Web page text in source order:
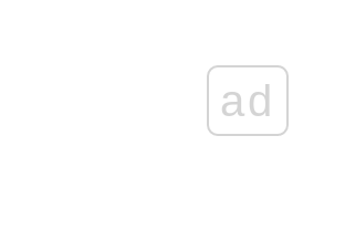
ad